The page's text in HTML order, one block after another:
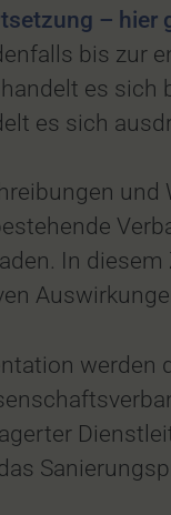
– hier
bis zur
es
es sich
In
werden